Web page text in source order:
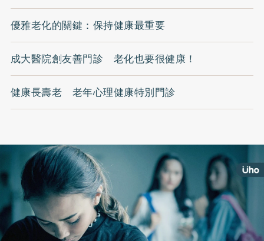
優雅老化的關鍵：保持健康最重要
成大醫院創友善門診 老化也要很健康！
健康長壽老 老年心理健康特別門診